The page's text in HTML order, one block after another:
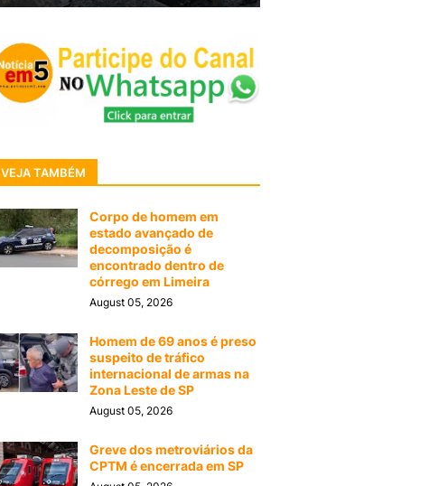
VEJA TAMBÉM
Corpo de homem em
estado avançado de
decomposição é
encontrado dentro de
córrego em Limeira
August 05, 2026
Homem de 69 anos é preso
suspeito de tráfico
internacional de armas na
Zona Leste de SP
August 05, 2026
Greve dos metroviários da
CPTM é encerrada em SP